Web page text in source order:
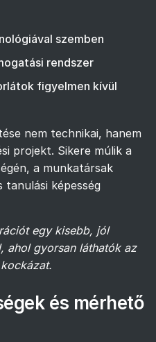
szemben
rendszer
figyelmen kívül
nem technikai, hanem
projekt. Sikere múlik a
a munkatársak
tanulási képesség
egy kisebb, jól
ahol gyorsan láthatók az
és mérhető